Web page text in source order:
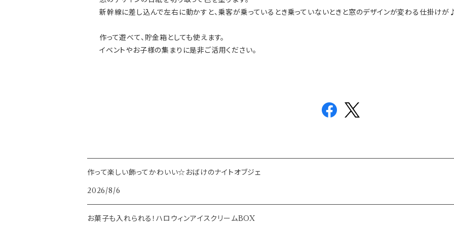
新幹線に差し込んで左右に動かすと、乗客が乗っているとき乗っていないときと窓のデザインが変わる仕掛け
作って遊べて、貯金箱としても使えます。
イベントやお子様の集まりに是非ご活用ください。
作って楽しい飾ってかわいい☆おばけのナイトオブジェ
2026/8/6
お菓子も入れられる！ハロウィンアイスクリームBOX